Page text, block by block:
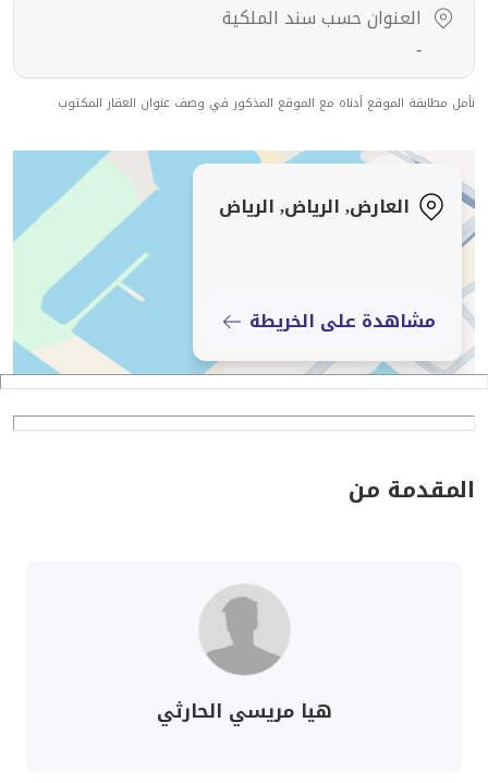
العنوان حسب سند الملكية
-
نأمل مطابقة الموقع أدناه مع الموقع المذكور في وصف عنوان العقار المكتوب
العارض, الرياض, الرياض
مشاهدة على الخريطة
المقدمة من
هيا مريسي الحارثي